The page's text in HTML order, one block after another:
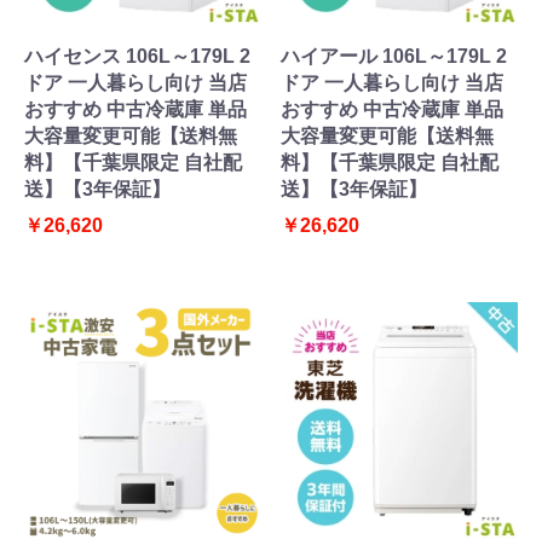
ハイセンス 106L～179L 2
ドア 一人暮らし向け 当店
おすすめ 中古冷蔵庫 単品
大容量変更可能【送料無
料】【千葉県限定 自社配
送】【3年保証】
￥26,620
ハイアール 106L～179L 2
ドア 一人暮らし向け 当店
おすすめ 中古冷蔵庫 単品
大容量変更可能【送料無
料】【千葉県限定 自社配
送】【3年保証】
￥26,620